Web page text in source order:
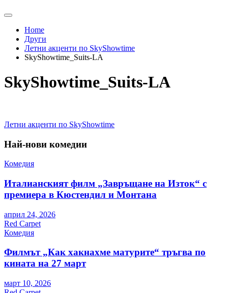
Home
Други
Летни акценти по SkyShowtime
SkyShowtime_Suits-LA
SkyShowtime_Suits-LA
Навигация
Летни акценти по SkyShowtime
Най-нови комедии
Комедия
Италианският филм „Завръщане на Изток“ с
премиера в Кюстендил и Монтана
април 24, 2026
Red Carpet
Комедия
Филмът „Как хакнахме матурите“ тръгва по
кината на 27 март
март 10, 2026